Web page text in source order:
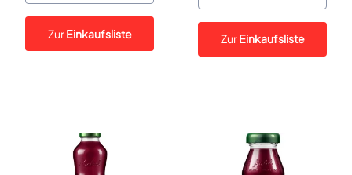
ZurEinkaufsliste ZurEinkaufsliste